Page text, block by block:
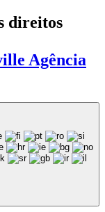
direitos
Agência